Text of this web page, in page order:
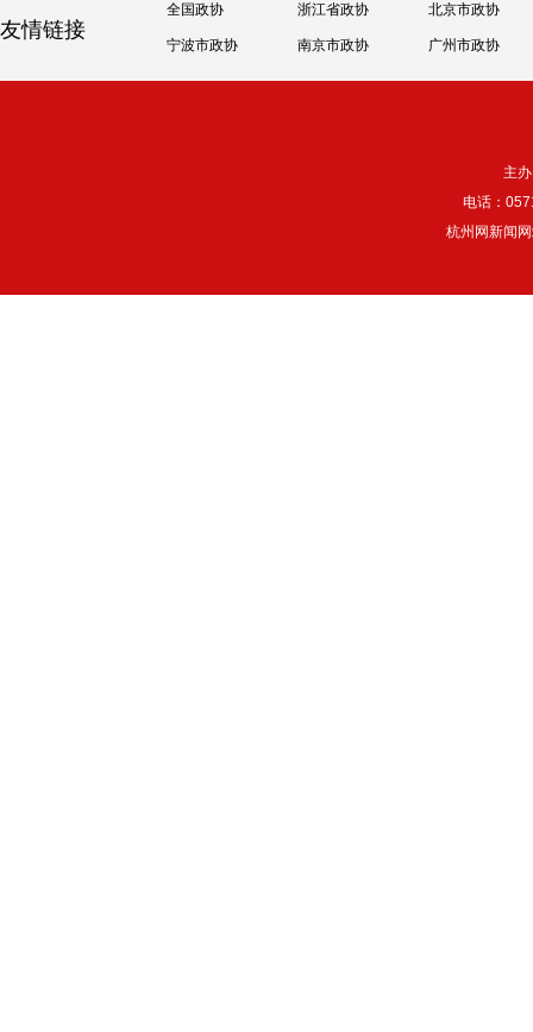
友情链接
全国政协 浙江省政协 北京市政协
宁波市政协 南京市政协 广州市政协
主
电话：
杭州网新闻